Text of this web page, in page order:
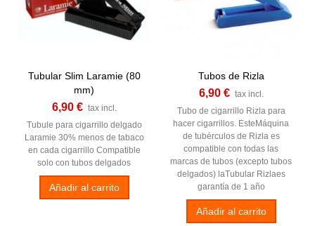
Tubular Slim Laramie (80
mm)
6,90 € tax incl.
Tubule para cigarrillo delgado
Laramie 30% menos de tabaco
en cada cigarrillo Compatible
solo con tubos delgados
Añadir al carrito
Tubos de Rizla
6,90 € tax incl.
Tubo de cigarrillo Rizla para
hacer cigarrillos. EsteMáquina
de tubérculos de Rizla es
compatible con todas las
marcas de tubos (excepto tubos
delgados) laTubular Rizlaes
garantía de 1 año
Añadir al carrito